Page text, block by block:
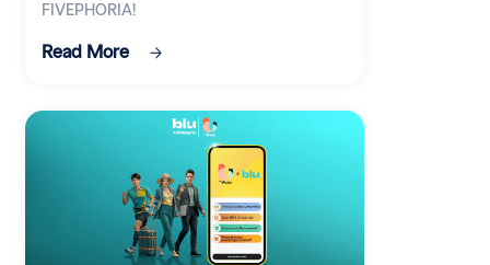
FIVEPHORIA!
Read More